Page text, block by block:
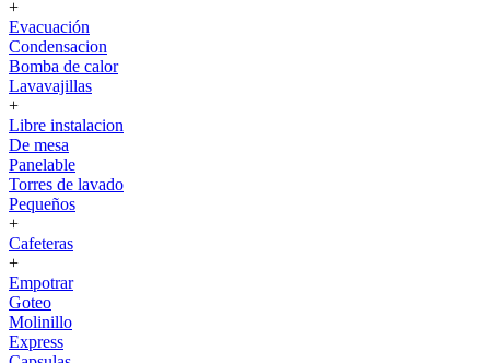
+
Evacuación
Condensacion
Bomba de calor
Lavavajillas
+
Libre instalacion
De mesa
Panelable
Torres de lavado
Pequeños
+
Cafeteras
+
Empotrar
Goteo
Molinillo
Express